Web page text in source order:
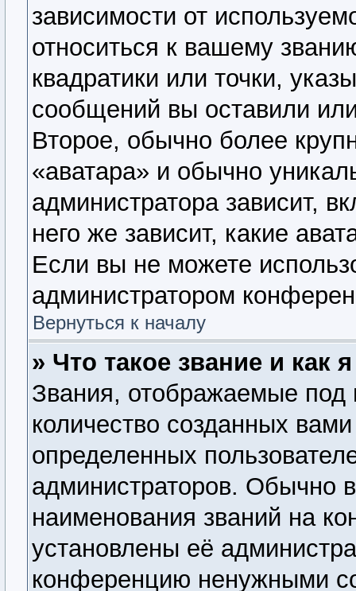
зависимости от
относиться к вашему
квадратики или точки,
сообщений вы оставили
Второе, обычно более
«аватара» и обычно
администратора зависит,
него же зависит, какие
Если вы не можете
администратором
Вернуться к началу
» Что такое звание и как
Звания, отображаемые
количество созданных
определенных
администраторов. Обычно
наименования званий на
установлены её
конференцию ненужными